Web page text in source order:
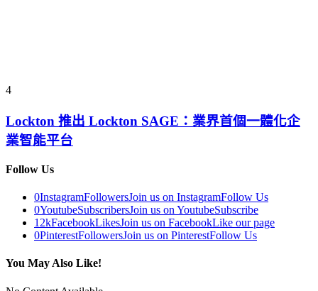
4
Lockton 推出 Lockton SAGE：業界首個一體化企
業智能平台
Follow Us
0InstagramFollowersJoin us on InstagramFollow Us
0YoutubeSubscribersJoin us on YoutubeSubscribe
12kFacebookLikesJoin us on FacebookLike our page
0PinterestFollowersJoin us on PinterestFollow Us
You May Also Like!